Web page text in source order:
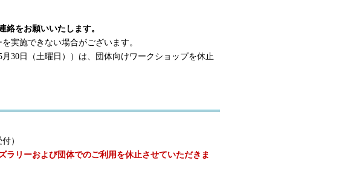
絡をお願いいたします。
実施できない場合がございます。
30日（土曜日））は、団体向けワークショップを休止
）
ラリーおよび団体でのご利用を休止させていただきま